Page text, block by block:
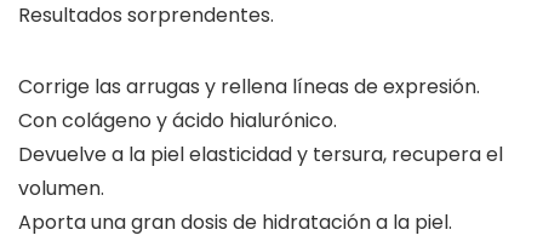
Resultados sorprendentes.
Corrige las arrugas y rellena líneas de expresión.
Con colágeno y ácido hialurónico.
Devuelve a la piel elasticidad y tersura, recupera el
volumen.
Aporta una gran dosis de hidratación a la piel.